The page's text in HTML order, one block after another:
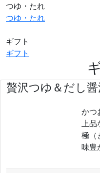
つゆ・たれ
つゆ・たれ
ギフト
ギフト
贅沢つゆ＆だし
かつ
上品
極（
味豊